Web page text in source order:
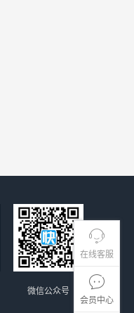
在线客服
会员中心
微信公众号